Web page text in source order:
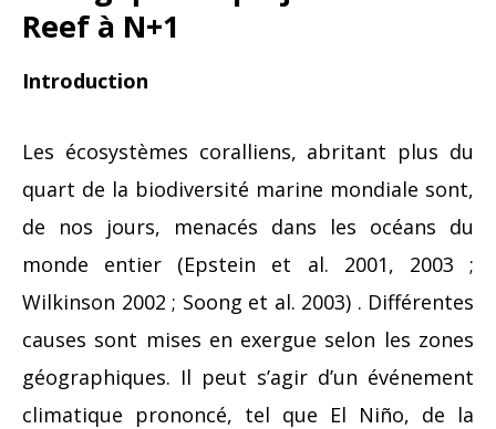
Reef à N+1
Introduction
Les écosystèmes coralliens, abritant plus du
quart de la biodiversité marine mondiale sont,
de nos jours, menacés dans les océans du
monde entier (Epstein et al. 2001, 2003 ;
Wilkinson 2002 ; Soong et al. 2003) . Différentes
causes sont mises en exergue selon les zones
géographiques. Il peut s’agir d’un événement
climatique prononcé, tel que El Niño, de la